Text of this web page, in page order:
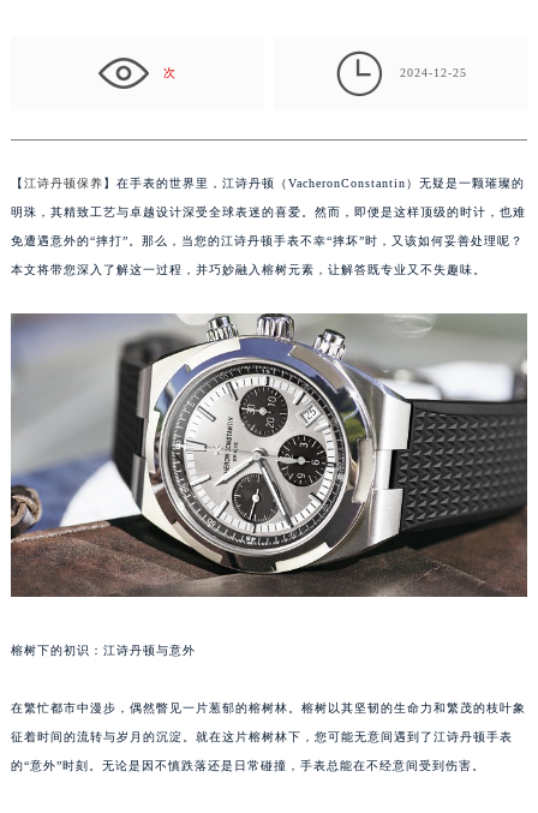
次  2024-12-25
【江诗丹顿保养】在手表的世界里，江诗丹顿（VacheronConstantin）无疑是一颗璀璨的
明珠，其精致工艺与卓越设计深受全球表迷的喜爱。然而，即便是这样顶级的时计，也难
免遭遇意外的“摔打”。那么，当您的江诗丹顿手表不幸“摔坏”时，又该如何妥善处理呢？
本文将带您深入了解这一过程，并巧妙融入榕树元素，让解答既专业又不失趣味。
榕树下的初识：江诗丹顿与意外
在繁忙都市中漫步，偶然瞥见一片葱郁的榕树林。榕树以其坚韧的生命力和繁茂的枝叶象
征着时间的流转与岁月的沉淀。就在这片榕树林下，您可能无意间遇到了江诗丹顿手表
的“意外”时刻。无论是因不慎跌落还是日常碰撞，手表总能在不经意间受到伤害。